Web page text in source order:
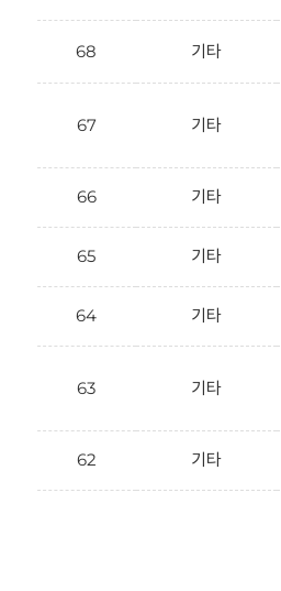
68 기타
67 기타
66 기타
65 기타
64 기타
63 기타
62 기타